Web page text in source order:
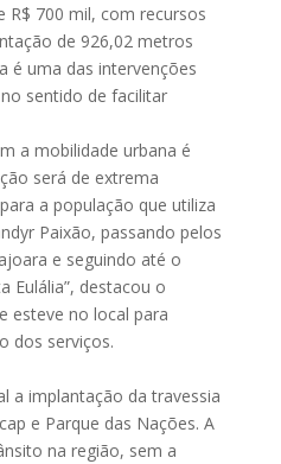
700 mil, com recursos
de 926,02 metros
é uma das intervenções
sentido de facilitar
a mobilidade urbana é
será de extrema
a população que utiliza
Paixão, passando pelos
e seguindo até o
Eulália”, destacou o
esteve no local para
dos serviços.
a implantação da travessia
e Parque das Nações. A
na região, sem a